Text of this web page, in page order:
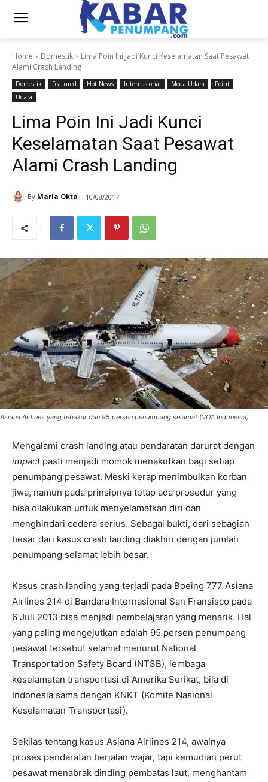
Home Domestik
Lima Poin Ini Jadi Kunci Keselamatan Saat Pesawat
Alami Crash Landing
Domestik Featured Hot News Internasional Moda Udara
Point
Udara
Lima Poin Ini Jadi Kunci
Keselamatan Saat Pesawat
Alami Crash Landing
By Maria Okta 10/08/2017
Asiana Airlines yang tebakar dan 95 persen penumpang selamat (VOA Indonesia)
Mengalami crash landing atau pendaratan darurat dengan
impactpasti menjadi momok menakutkan bagi setiap
penumpang pesawat. Meski kerap menimbulkan korban
jiwa, namun pada prinsipnya tetap ada prosedur yang
bisa dilakukan untuk menyelamatkan diri dan
menghindari cedera serius. Sebagai bukti, dari sebagian
besar dari kasus crash landing diakhiri dengan jumlah
penumpang selamat lebih besar.
Kasus crash landing yang terjadi pada Boeing 777 Asiana
Airlines 214 di Bandara Internasional San Fransisco pada
6 Juli 2013 bisa menjadi pembelajaran yang menarik. Hal
yang paling mengejutkan adalah 95 persen penumpang
pesawat tersebut selamat menurut National
Transportation Safety Board (NTSB), lembaga
keselamatan transportasi di Amerika Serikat, bila di
Indonesia sama dengan KNKT (Komite Nasional
Keselamatan Transportasi).
Sekilas tentang kasus Asiana Airlines 214, awalnya
proses pendaratan berjalan wajar, tapi kemudian perut
pesawat menabrak dinding pembatas laut, menghantam